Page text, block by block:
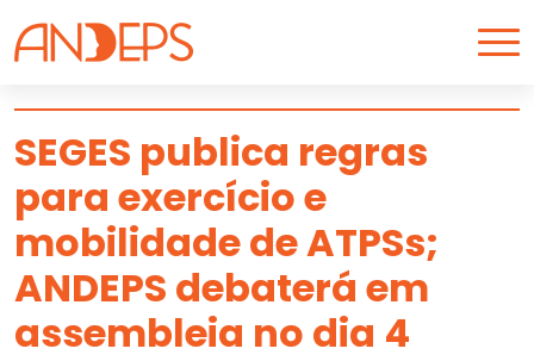
Skip to content
ARTIGO
SEGES publica regras
para exercício e
mobilidade de ATPSs;
ANDEPS debaterá em
assembleia no dia 4